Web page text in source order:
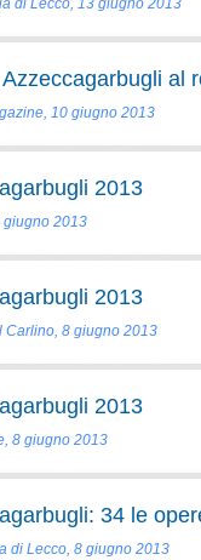
di Lecco, 13 giugno 2013
al
10 giugno 2013
2013
giugno 2013
2013
Carlino, 8 giugno 2013
2013
8 giugno 2013
34 le
di Lecco, 8 giugno 2013